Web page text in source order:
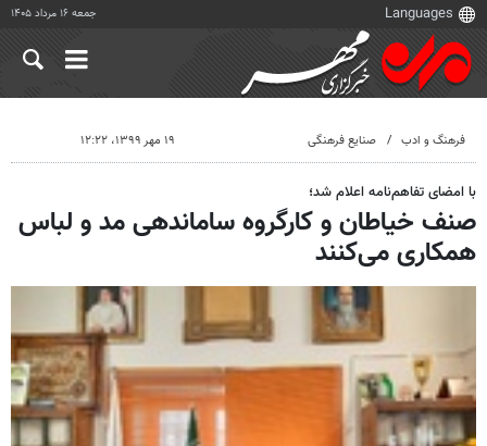
جمعه ۱۶ مرداد ۱۴۰۵
فرهنگ و ادب صنایع فرهنگی ۱۹ مهر ۱۳۹۹، ۱۲:۲۲
با امضای تفاهم‌نامه اعلام شد؛
صنف خیاطان و کارگروه ساماندهی مد و لباس
همکاری می‌کنند